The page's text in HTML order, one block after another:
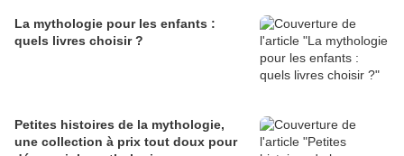
La mythologie pour les enfants :
quels livres choisir ?
Petites histoires de la mythologie,
une collection à prix tout doux pour